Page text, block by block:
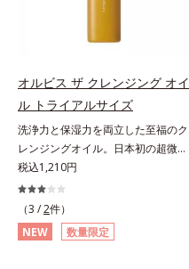
オルビス ザ クレンジング オイ
ル トライアルサイズ
洗浄力と保湿力を両立した至福のク
レンジングオイル。日本初の超微粒
子技術(*1)が毛穴奥の微細な汚れに
アプローチ。圧倒的な洗浄力と毛穴
悩みに着目したクレンジングオイル
のトライアルサイズです。日本初・
超微粒子技術(*1)で、さっと塗り広
税込1,210円
（3 /2件）
NEW
数量限定